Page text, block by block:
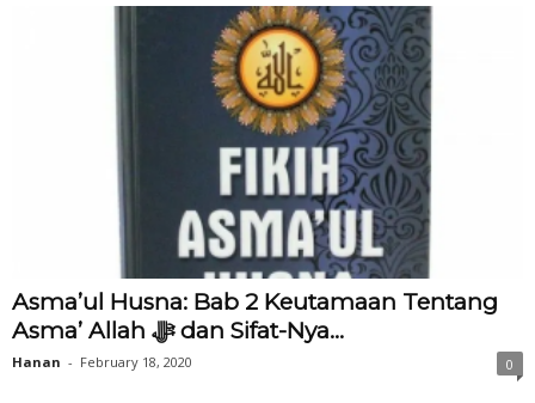
Asma’ul Husna: Bab 2 Keutamaan Tentang
Asma’ Allah ‎ﷻ dan Sifat-Nya...
Hanan - February 18, 2020 0